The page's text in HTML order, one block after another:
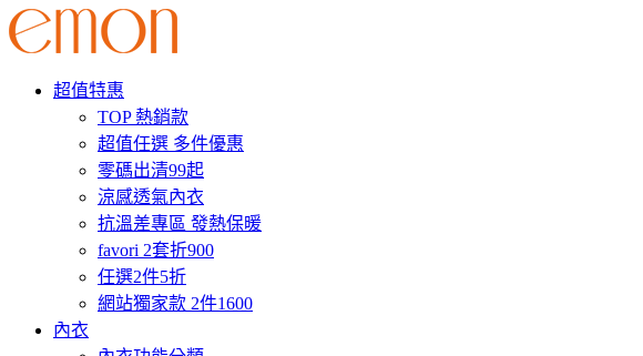
超值特惠
TOP 熱銷款
超值任選 多件優惠
零碼出清99起
涼感透氣內衣
抗溫差專區 發熱保暖
favori 2套折900
任選2件5折
網站獨家款 2件1600
內衣